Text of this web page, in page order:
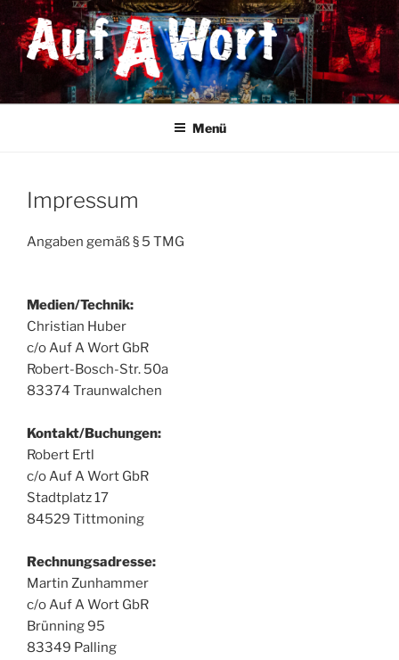
Inhalt
springen
AUF A WORT
STS & Austropop
Menü
Impressum
Angaben gemäß § 5 TMG
Medien/Technik:
Christian Huber
c/o Auf A Wort GbR
Robert-Bosch-Str. 50a
83374 Traunwalchen
Kontakt/Buchungen:
Robert Ertl
c/o Auf A Wort GbR
Stadtplatz 17
84529 Tittmoning
Rechnungsadresse:
Martin Zunhammer
c/o Auf A Wort GbR
Brünning 95
83349 Palling